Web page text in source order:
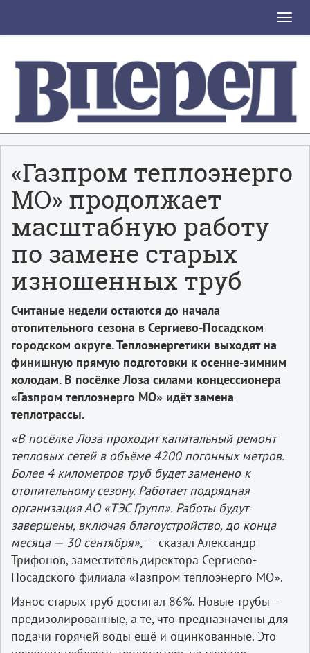
Toggle
«Газпром теплоэнерго
МО» продолжает
масштабную работу
по замене старых
изношенных труб
Считаные недели остаются до начала
отопительного сезона в Сергиево-Посадском
городском округе. Теплоэнергетики выходят на
финишную прямую подготовки к осенне-зимним
холодам. В посёлке Лоза силами концессионера
«Газпром теплоэнерго МО» идёт замена
теплотрассы.
«В посёлке Лоза проходит капитальный ремонт
тепловых сетей в объёме 4200 погонных метров.
Более 4 километров труб будет заменено к
отопительному сезону. Работает подрядная
организация АО «ТЭС Групп». Работы будут
завершены, включая благоустройство, до конца
месяца — 30 сентября», — сказал Александр
Трифонов, заместитель директора Сергиево-
Посадского филиала «Газпром теплоэнерго МО».
Износ старых труб достигал 86%. Новые трубы —
предизолированные, а те, что предназначены для
подачи горячей воды ещё и оцинкованные. Это